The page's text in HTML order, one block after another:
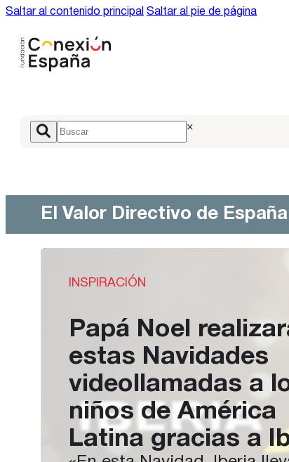
Saltar al contenido principal Saltar al pie de página
×
El Valor Directivo de
INSPIRACIÓN
Papá Noel
estas Navidades
videollamadas a
niños de América
Latina gracias a